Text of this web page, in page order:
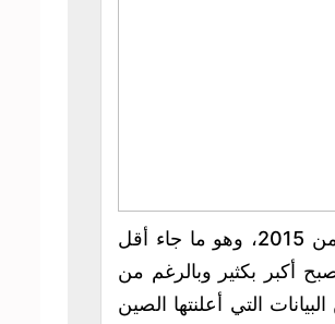
أعلنت حكومة الهند أن الاقتصاد نما بمعدل 7.3 %خلال الربع الأخير من 2015، وهو ما جاء أقل
أكبر بكثير وبالرغم من
التي أعلنتها الصين